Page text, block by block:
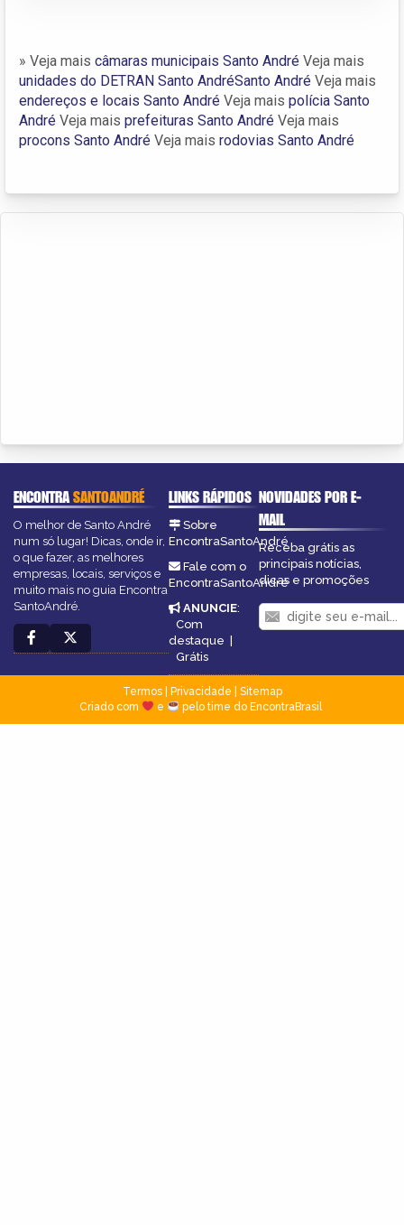
» Veja mais câmaras municipais Santo André Veja mais
unidades do DETRAN Santo AndréSanto André Veja mais
endereços e locais Santo André Veja mais polícia Santo
André Veja mais prefeituras Santo André Veja mais
procons Santo André Veja mais rodovias Santo André
ENCONTRASANTOANDRÉ
O melhor de Santo André
num só lugar! Dicas, onde ir,
o que fazer, as melhores
empresas, locais, serviços e
muito mais no guia Encontra
SantoAndré.
LINKS RÁPIDOS
Sobre
EncontraSantoAndré
Fale com o
EncontraSantoAndré
ANUNCIE:
Com
destaque |
Grátis
NOVIDADES POR E-
MAIL
Receba grátis as
principais notícias,
dicas e promoções
Termos| Privacidade
Sitemap
Criado com
e pelo time do EncontraBrasil